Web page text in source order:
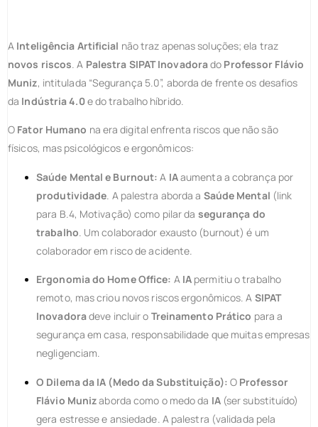
A Inteligência Artificial não traz apenas soluções; ela traz
novos riscos. A Palestra SIPAT Inovadorado Professor Flávio
Muniz, intitulada “Segurança 5.0”, aborda de frente os desafios
da Indústria 4.0e do trabalho híbrido.
O Fator Humano na era digital enfrenta riscos que não são
físicos, mas psicológicos e ergonômicos:
Saúde Mental e Burnout: A IAaumenta a cobrança por
produtividade. A palestra aborda a Saúde Mental (link
para B.4, Motivação) como pilar da segurança do
trabalho. Um colaborador exausto (burnout) é um
colaborador em risco de acidente.
Ergonomia do Home Office: A IA permitiu o trabalho
remoto, mas criou novos riscos ergonômicos. A SIPAT
Inovadoradeve incluir o Treinamento Prático para a
segurança em casa, responsabilidade que muitas empresas
negligenciam.
O Dilema da IA (Medo da Substituição): O Professor
Flávio Munizaborda como o medo da IA(ser substituído)
gera estresse e ansiedade. A palestra (validada pela